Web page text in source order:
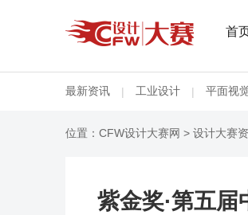
首
最新资讯 | 工业设计 | 平面视
位置： CFW设计大赛网 > 设计大赛
紫金奖·第五